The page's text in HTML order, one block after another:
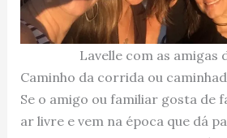
Lavelle com as amigas
Caminho da corrida ou
Se o amigo ou familiar gosta de
ar livre e vem na época que dá